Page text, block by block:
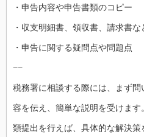
・申告内容や申告書類のコピー
・収支明細書、領収書、請求書な
・申告に関する疑問点や問題点
−−
税務署に相談する際には、まず
容を伝え、簡単な説明を受けま
類提出を行えば、具体的な解決策